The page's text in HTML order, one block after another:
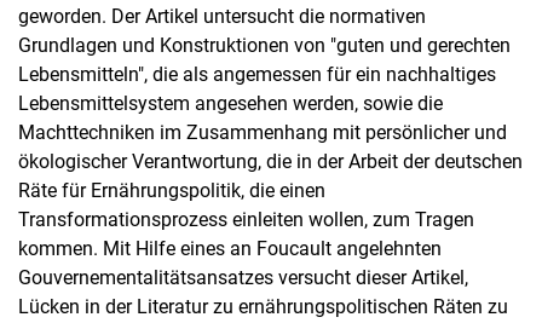
geworden. Der Artikel untersucht die normativen
Grundlagen und Konstruktionen von "guten und gerechten
Lebensmitteln", die als angemessen für ein nachhaltiges
Lebensmittelsystem angesehen werden, sowie die
Machttechniken im Zusammenhang mit persönlicher und
ökologischer Verantwortung, die in der Arbeit der deutschen
Räte für Ernährungspolitik, die einen
Transformationsprozess einleiten wollen, zum Tragen
kommen. Mit Hilfe eines an Foucault angelehnten
Gouvernementalitätsansatzes versucht dieser Artikel,
Lücken in der Literatur zu ernährungspolitischen Räten zu